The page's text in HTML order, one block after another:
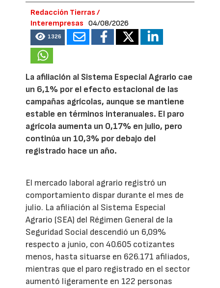
Redacción Tierras /
Interempresas
04/08/2026
1326
La afiliación al Sistema Especial Agrario cae
un 6,1% por el efecto estacional de las
campañas agrícolas, aunque se mantiene
estable en términos interanuales. El paro
agrícola aumenta un 0,17% en julio, pero
continúa un 10,3% por debajo del
registrado hace un año.
El mercado laboral agrario registró un
comportamiento dispar durante el mes de
julio. La afiliación al Sistema Especial
Agrario (SEA) del Régimen General de la
Seguridad Social descendió un 6,09%
respecto a junio, con 40.605 cotizantes
menos, hasta situarse en 626.171 afiliados,
mientras que el paro registrado en el sector
aumentó ligeramente en 122 personas